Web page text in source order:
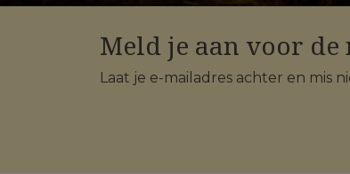
Meld je aan voor
Laat je e-mailadres achter en mis